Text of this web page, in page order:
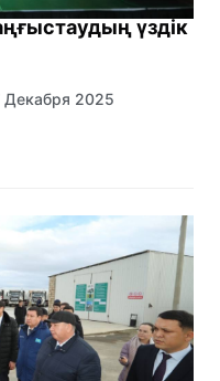
үздік
Декабря 2025